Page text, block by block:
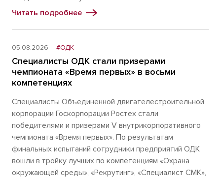
Читать подробнее
05.08.2026 #ОДК
Специалисты ОДК стали призерами
чемпионата «Время первых» в восьми
компетенциях
Специалисты Объединенной двигателестроительной
корпорации Госкорпорации Ростех стали
победителями и призерами V внутрикорпоративного
чемпионата «Время первых». По результатам
финальных испытаний сотрудники предприятий ОДК
вошли в тройку лучших по компетенциям «Охрана
окружающей среды», «Рекрутинг», «Специалист СМК»,